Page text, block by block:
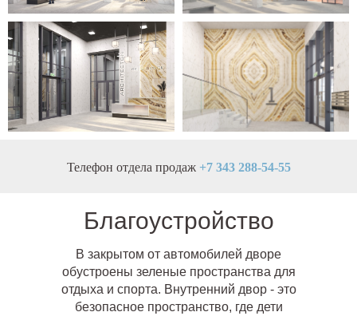
Телефон отдела продаж +7 343 288-54-55
В закрытом от автомобилей дворе
обустроены зеленые пространства для
отдыха и спорта. Внутренний двор - это
безопасное пространство, где дети
Благоустройство